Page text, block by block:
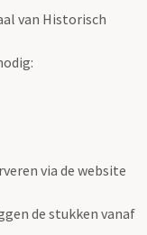
van Historisch
via de website
de stukken vanaf